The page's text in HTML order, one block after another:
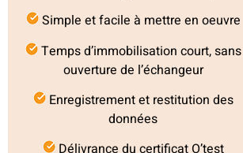
Simple et facile à mettre en oeuvre
Temps d’immobilisation court, sans
ouverture de l’échangeur
Enregistrement et restitution des
données